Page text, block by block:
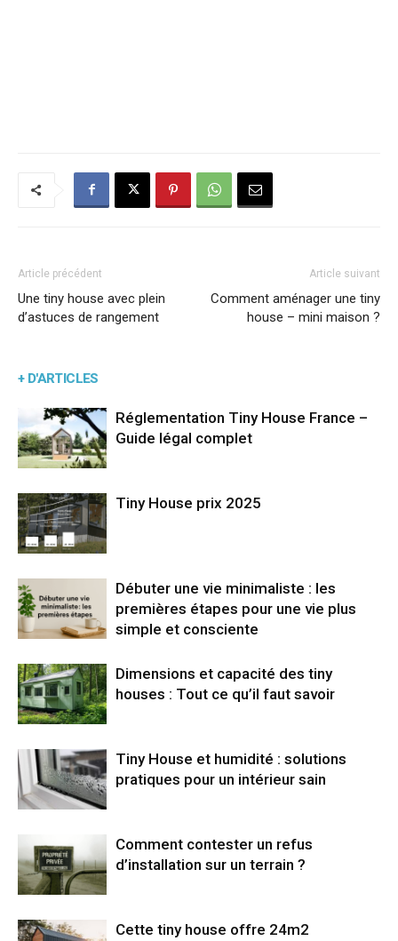
Article précédent
Une tiny house avec plein
d’astuces de rangement
Article suivant
Comment aménager une tiny
house – mini maison ?
+ D'ARTICLES
Réglementation Tiny House France –
Guide légal complet
Tiny House prix 2025
Débuter une vie minimaliste : les
premières étapes pour une vie plus
simple et consciente
Dimensions et capacité des tiny
houses : Tout ce qu’il faut savoir
Tiny House et humidité : solutions
pratiques pour un intérieur sain
Comment contester un refus
d’installation sur un terrain ?
Cette tiny house offre 24m2